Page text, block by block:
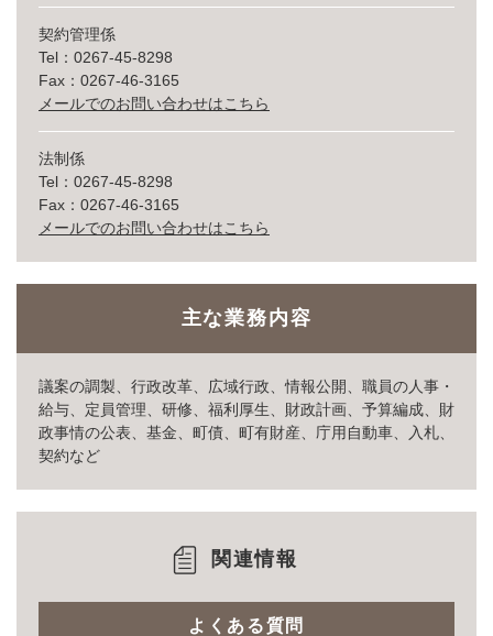
契約管理係
Tel：0267-45-8298
Fax：0267-46-3165
メールでのお問い合わせはこちら
法制係
Tel：0267-45-8298
Fax：0267-46-3165
メールでのお問い合わせはこちら
主な業務内容
議案の調製、行政改革、広域行政、情報公開、職員の人事・
給与、定員管理、研修、福利厚生、財政計画、予算編成、財
政事情の公表、基金、町債、町有財産、庁用自動車、入札、
契約など
関連情報
よくある質問